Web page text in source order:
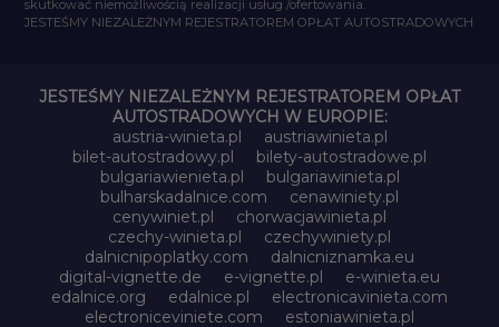
skutkować niemożliwością realizacji usług /ofertowania.
JESTEŚMY NIEZALEŻNYM REJESTRATOREM OPŁAT AUTOSTRADOWYCH
JESTEŚMY NIEZALEŻNYM REJESTRATOREM OPŁAT
AUTOSTRADOWYCH W EUROPIE:
austria-winieta.pl
austriawinieta.pl
bilet-autostradowy.pl
bilety-autostradowe.pl
bulgariawienieta.pl
bulgariawinieta.pl
bulharskadalnice.com
cenawiniety.pl
cenywiniet.pl
chorwacjawinieta.pl
czechy-winieta.pl
czechywiniety.pl
dalnicnipoplatky.com
dalnicniznamka.eu
digital-vignette.de
e-vignette.pl
e-winieta.eu
edalnice.org
edalnice.pl
electronicavinieta.com
electroniceviniete.com
estoniawinieta.pl